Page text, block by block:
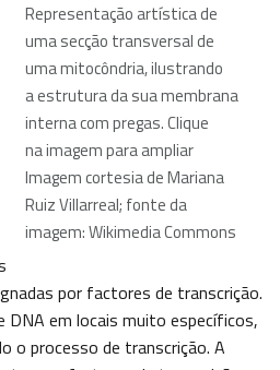
Representação artística de
uma secção transversal de
uma mitocôndria, ilustrando
a estrutura da sua membrana
interna com pregas. Clique
na imagem para ampliar
Imagem cortesia de Mariana
Ruiz Villarreal; fonte da
imagem: Wikimedia Commons
por factores de transcrição.
DNA em locais muito específicos,
o processo de transcrição. A